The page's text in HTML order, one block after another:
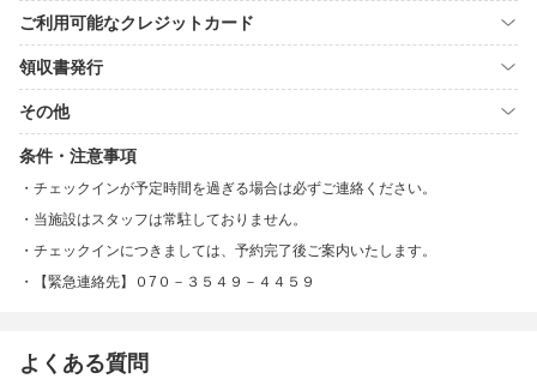
ご利用可能なクレジットカード
領収書発行
その他
条件・注意事項
チェックインが予定時間を過ぎる場合は必ずご連絡ください。
当施設はスタッフは常駐しておりません。
チェックインにつきましては、予約完了後ご案内いたします。
【緊急連絡先】０7０－３５４９－４４５９
よくある質問